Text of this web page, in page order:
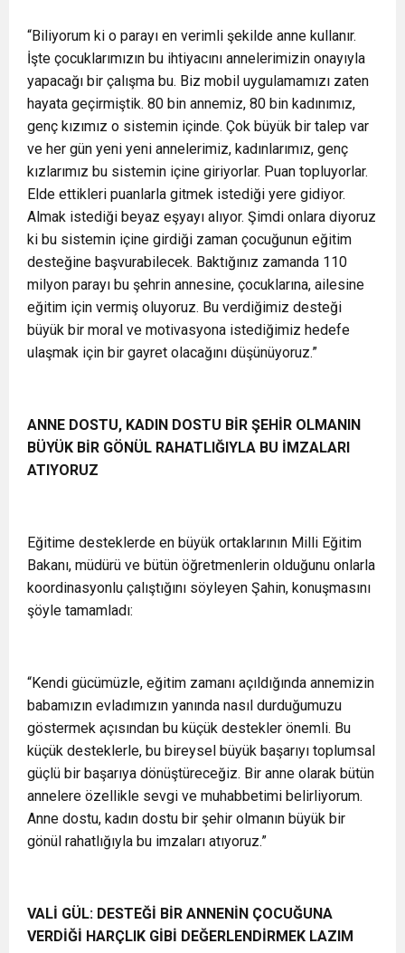
“Biliyorum ki o parayı en verimli şekilde anne kullanır.
İşte çocuklarımızın bu ihtiyacını annelerimizin onayıyla
yapacağı bir çalışma bu. Biz mobil uygulamamızı zaten
hayata geçirmiştik. 80 bin annemiz, 80 bin kadınımız,
genç kızımız o sistemin içinde. Çok büyük bir talep var
ve her gün yeni yeni annelerimiz, kadınlarımız, genç
kızlarımız bu sistemin içine giriyorlar. Puan topluyorlar.
Elde ettikleri puanlarla gitmek istediği yere gidiyor.
Almak istediği beyaz eşyayı alıyor. Şimdi onlara diyoruz
ki bu sistemin içine girdiği zaman çocuğunun eğitim
desteğine başvurabilecek. Baktığınız zamanda 110
milyon parayı bu şehrin annesine, çocuklarına, ailesine
eğitim için vermiş oluyoruz. Bu verdiğimiz desteği
büyük bir moral ve motivasyona istediğimiz hedefe
ulaşmak için bir gayret olacağını düşünüyoruz.”
ANNE DOSTU, KADIN DOSTU BİR ŞEHİR OLMANIN
BÜYÜK BİR GÖNÜL RAHATLIĞIYLA BU İMZALARI
ATIYORUZ
Eğitime desteklerde en büyük ortaklarının Milli Eğitim
Bakanı, müdürü ve bütün öğretmenlerin olduğunu onlarla
koordinasyonlu çalıştığını söyleyen Şahin, konuşmasını
şöyle tamamladı:
“Kendi gücümüzle, eğitim zamanı açıldığında annemizin
babamızın evladımızın yanında nasıl durduğumuzu
göstermek açısından bu küçük destekler önemli. Bu
küçük desteklerle, bu bireysel büyük başarıyı toplumsal
güçlü bir başarıya dönüştüreceğiz. Bir anne olarak bütün
annelere özellikle sevgi ve muhabbetimi belirliyorum.
Anne dostu, kadın dostu bir şehir olmanın büyük bir
gönül rahatlığıyla bu imzaları atıyoruz.”
VALİ GÜL: DESTEĞİ BİR ANNENİN ÇOCUĞUNA
VERDİĞİ HARÇLIK GİBİ DEĞERLENDİRMEK LAZIM